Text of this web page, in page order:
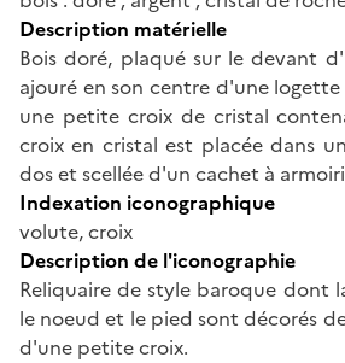
Description matérielle
Bois doré, plaqué sur le devant
ajouré en son centre d'une
une petite croix de cristal
croix en cristal est placée dans
dos et scellée d'un cachet à
Indexation iconographique
volute, croix
Description de l'iconographie
Reliquaire de style baroque dont
le noeud et le pied sont décorés
d'une petite croix.